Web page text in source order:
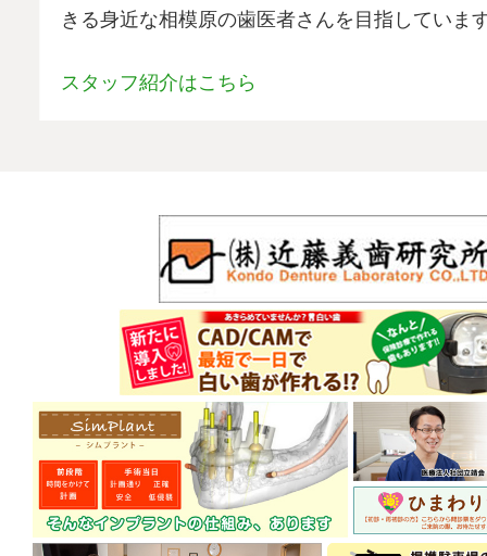
きる身近な相模原の歯医者さんを目指していま
スタッフ紹介はこちら